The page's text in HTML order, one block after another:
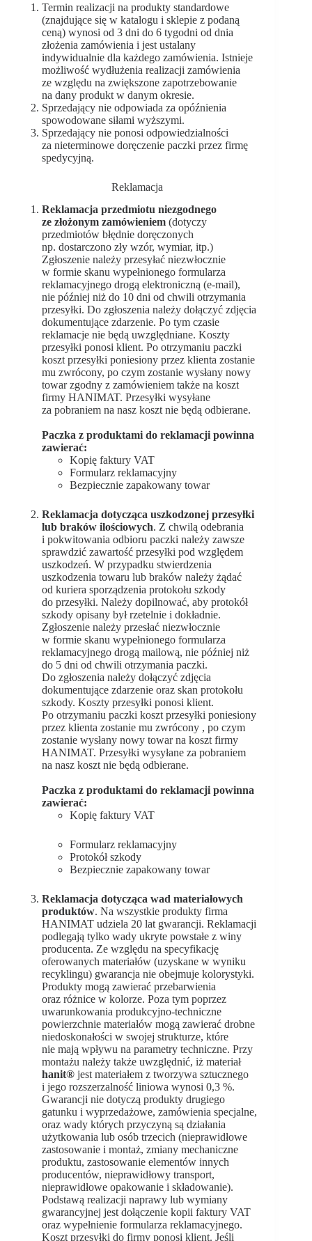
Termin realizacji na produkty standardowe
(znajdujące się w katalogu i sklepie z podaną
ceną) wynosi od 3 dni do 6 tygodni od dnia
złożenia zamówienia i jest ustalany
indywidualnie dla każdego zamówienia. Istnieje
możliwość wydłużenia realizacji zamówienia
ze względu na zwiększone zapotrzebowanie
na dany produkt w danym okresie.
Sprzedający nie odpowiada za opóźnienia
spowodowane siłami wyższymi.
Sprzedający nie ponosi odpowiedzialności
za nieterminowe doręczenie paczki przez firmę
spedycyjną.
Reklamacja
Reklamacja przedmiotu niezgodnego
ze złożonym zamówieniem (dotyczy
przedmiotów błędnie doręczonych
np. dostarczono zły wzór, wymiar, itp.)
Zgłoszenie należy przesyłać niezwłocznie
w formie skanu wypełnionego formularza
reklamacyjnego drogą elektroniczną (e-mail),
nie później niż do 10 dni od chwili otrzymania
przesyłki. Do zgłoszenia należy dołączyć zdjęcia
dokumentujące zdarzenie. Po tym czasie
reklamacje nie będą uwzględniane. Koszty
przesyłki ponosi klient. Po otrzymaniu paczki
koszt przesyłki poniesiony przez klienta zostanie
mu zwrócony, po czym zostanie wysłany nowy
towar zgodny z zamówieniem także na koszt
firmy HANIMAT. Przesyłki wysyłane
za pobraniem na nasz koszt nie będą odbierane.
Paczka z produktami do reklamacji powinna
zawierać:
Kopię faktury VAT
Formularz reklamacyjny
Bezpiecznie zapakowany towar
Reklamacja dotycząca uszkodzonej przesyłki
lub braków ilościowych. Z chwilą odebrania
i pokwitowania odbioru paczki należy zawsze
sprawdzić zawartość przesyłki pod względem
uszkodzeń. W przypadku stwierdzenia
uszkodzenia towaru lub braków należy żądać
od kuriera sporządzenia protokołu szkody
do przesyłki. Należy dopilnować, aby protokół
szkody opisany był rzetelnie i dokładnie.
Zgłoszenie należy przesłać niezwłocznie
w formie skanu wypełnionego formularza
reklamacyjnego drogą mailową, nie później niż
do 5 dni od chwili otrzymania paczki.
Do zgłoszenia należy dołączyć zdjęcia
dokumentujące zdarzenie oraz skan protokołu
szkody. Koszty przesyłki ponosi klient.
Po otrzymaniu paczki koszt przesyłki poniesiony
przez klienta zostanie mu zwrócony , po czym
zostanie wysłany nowy towar na koszt firmy
HANIMAT. Przesyłki wysyłane za pobraniem
na nasz koszt nie będą odbierane.
Paczka z produktami do reklamacji powinna
zawierać:
Kopię faktury VAT
Formularz reklamacyjny
Protokół szkody
Bezpiecznie zapakowany towar
Reklamacja dotycząca wad materiałowych
produktów. Na wszystkie produkty firma
HANIMAT udziela 20 lat gwarancji. Reklamacji
podlegają tylko wady ukryte powstałe z winy
producenta. Ze względu na specyfikację
oferowanych materiałów (uzyskane w wyniku
recyklingu) gwarancja nie obejmuje kolorystyki.
Produkty mogą zawierać przebarwienia
oraz różnice w kolorze. Poza tym poprzez
uwarunkowania produkcyjno-techniczne
powierzchnie materiałów mogą zawierać drobne
niedoskonałości w swojej strukturze, które
nie mają wpływu na parametry techniczne. Przy
montażu należy także uwzględnić, iż materiał
hanit® jest materiałem z tworzywa sztucznego
i jego rozszerzalność liniowa wynosi 0,3 %.
Gwarancji nie dotyczą produkty drugiego
gatunku i wyprzedażowe, zamówienia specjalne,
oraz wady których przyczyną są działania
użytkowania lub osób trzecich (nieprawidłowe
zastosowanie i montaż, zmiany mechaniczne
produktu, zastosowanie elementów innych
producentów, nieprawidłowy transport,
nieprawidłowe opakowanie i składowanie).
Podstawą realizacji naprawy lub wymiany
gwarancyjnej jest dołączenie kopii faktury VAT
oraz wypełnienie formularza reklamacyjnego.
Koszt przesyłki do firmy ponosi klient. Jeśli